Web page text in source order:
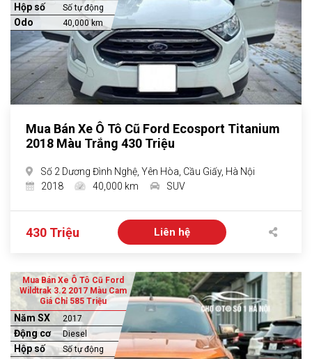
Hộp số Số tự động
Odo 40,000 km
Mua Bán Xe Ô Tô Cũ Ford Ecosport Titanium
2018 Màu Trắng 430 Triệu
Số 2 Dương Đình Nghệ, Yên Hòa, Cầu Giấy, Hà Nội
2018
40,000 km SUV
430 Triệu Liên hệ
Mua Bán Xe Ô Tô Cũ Ford
Wildtrak 3.2 2017 Màu Cam
Giá Chỉ 585 Triệu
Năm SX 2017
Động cơ Diesel
Hộp số Số tự động